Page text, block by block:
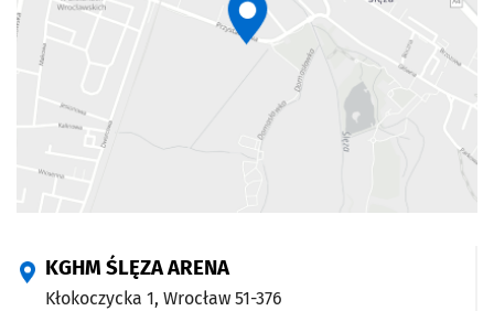
KGHM ŚLĘZA ARENA
Kłokoczycka 1, Wrocław 51-376